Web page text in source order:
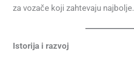
za vozače koji zahtevaju najbolje.
Istorija i razvoj